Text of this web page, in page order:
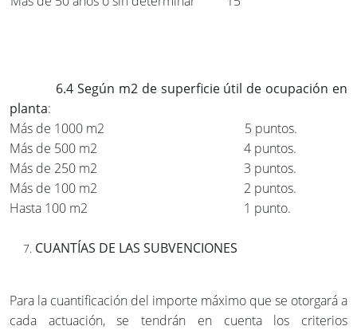
6.4 Según m2 de superficie útil de ocupación en
planta:
Más de 1000 m2 5 puntos.
Más de 500 m2 4 puntos.
Más de 250 m2 3 puntos.
Más de 100 m2 2 puntos.
Hasta 100 m2 1 punto.
CUANTÍAS DE LAS SUBVENCIONES
Para la cuantificación del importe máximo que se otorgará a
cada actuación, se tendrán en cuenta los criterios